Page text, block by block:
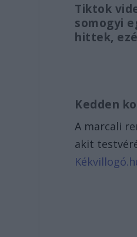
Tiktok
somogyi
hittek,
Kedden
A marcali
akit